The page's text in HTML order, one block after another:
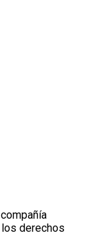
derechos